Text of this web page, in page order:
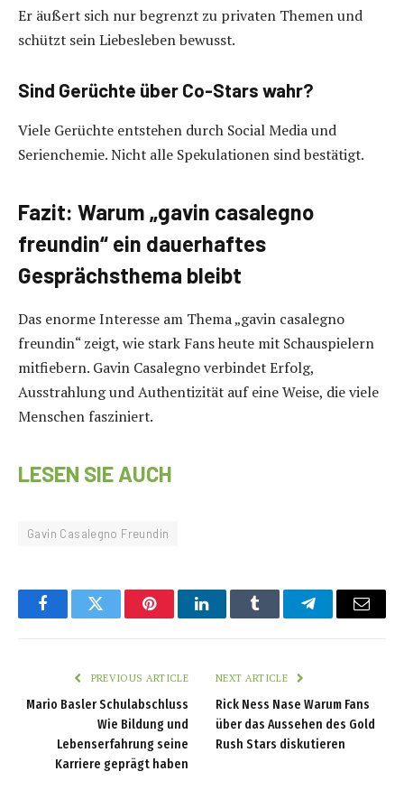
Er äußert sich nur begrenzt zu privaten Themen und
schützt sein Liebesleben bewusst.
Sind Gerüchte über Co-Stars wahr?
Viele Gerüchte entstehen durch Social Media und
Serienchemie. Nicht alle Spekulationen sind bestätigt.
Fazit: Warum „gavin casalegno
freundin“ ein dauerhaftes
Gesprächsthema bleibt
Das enorme Interesse am Thema „gavin casalegno
freundin“ zeigt, wie stark Fans heute mit Schauspielern
mitfiebern. Gavin Casalegno verbindet Erfolg,
Ausstrahlung und Authentizität auf eine Weise, die viele
Menschen fasziniert.
LESEN SIE AUCH
Gavin Casalegno Freundin
FacebookTwitter PinterestLinkedInTumblr TelegramEmail
PREVIOUS ARTICLE
Mario Basler Schulabschluss
Wie Bildung und
Lebenserfahrung seine
Karriere geprägt haben
NEXT ARTICLE
Rick Ness Nase Warum Fans
über das Aussehen des Gold
Rush Stars diskutieren